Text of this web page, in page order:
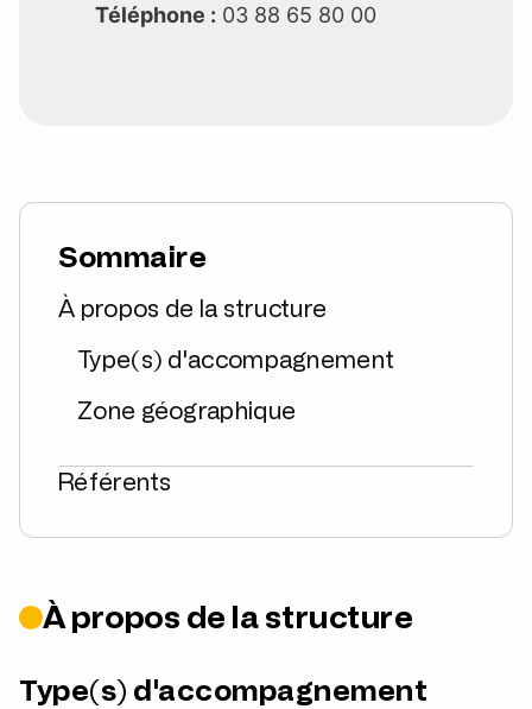
Téléphone : 03 88 65 80 00
Sommaire
À propos de la structure
Type(s) d'accompagnement
Zone géographique
Référents
À propos de la structure
Type(s) d'accompagnement